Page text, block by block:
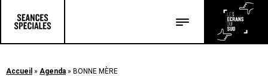
Accueil » Agenda » BONNE MÈRE